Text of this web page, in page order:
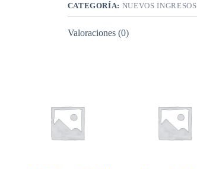
CATEGORÍA: NUEVOS INGRESOS
Valoraciones (0)